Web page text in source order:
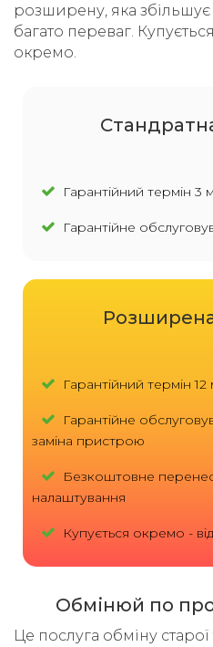
розширену, яка збільшує
багато переваг.
окремо.
Гарантійний термін 3
Гарантійне
Гарантійний термін 12
Гарантійне
заміна пристрою
Безкоштовне
налаштування
Купується окремо -
Обмінюй по
Це послуга обміну